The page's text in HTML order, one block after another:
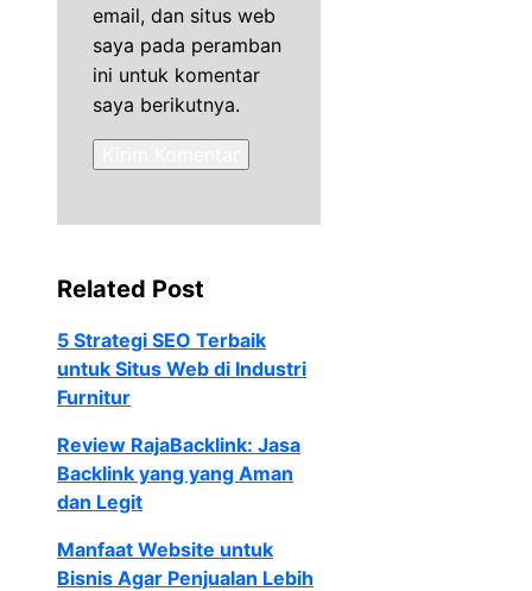
email, dan situs web
saya pada peramban
ini untuk komentar
saya berikutnya.
Related Post
5 Strategi SEO Terbaik
untuk Situs Web di Industri
Furnitur
Review RajaBacklink: Jasa
Backlink yang yang Aman
dan Legit
Manfaat Website untuk
Bisnis Agar Penjualan Lebih